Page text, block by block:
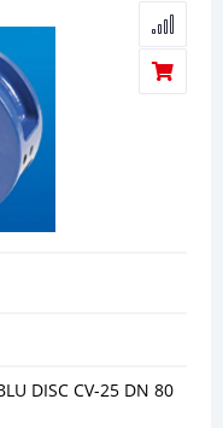
DISC CV-25 DN 80